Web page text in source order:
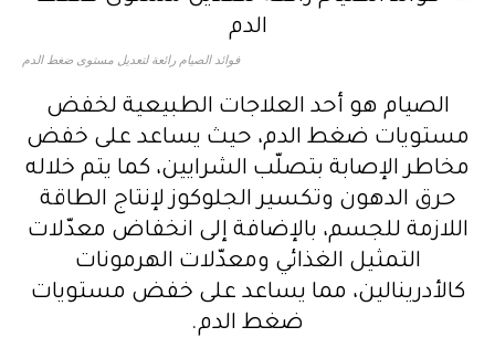
فوائد الصيام رائعة لتعديل مستوى ضغط الدم
الصيام هو أحد العلاجات الطبيعية لخفض
مستويات ضغط الدم، حيث يساعد على خفض
مخاطر الإصابة بتصلّب الشرايين، كما يتم خلاله
حرق الدهون وتكسير الجلوكوز لإنتاج الطاقة
اللازمة للجسم، بالإضافة إلى انخفاض معدّلات
التمثيل الغذائي ومعدّلات الهرمونات
كالأدرينالين، مما يساعد على خفض مستويات
ضغط الدم.